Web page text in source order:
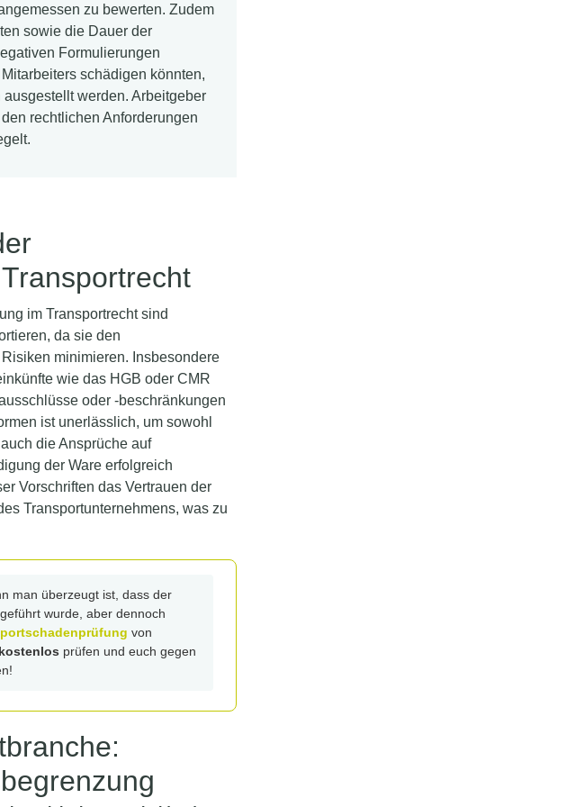
zu bewerten. Zudem
sowie die Dauer der
Formulierungen
schädigen könnten,
werden. Arbeitgeber
rechtlichen Anforderungen
im Transportrecht sind
da sie den
minimieren. Insbesondere
wie das HGB oder CMR
oder -beschränkungen
ist unerlässlich, um sowohl
die Ansprüche auf
der Ware erfolgreich
Vorschriften das Vertrauen der
Transportunternehmens, was zu
man überzeugt ist, dass der
wurde, aber dennoch
von
kostenlos prüfen und euch gegen